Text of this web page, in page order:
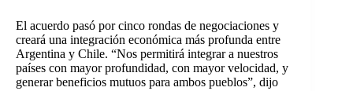
El acuerdo pasó por cinco rondas de negociaciones y
creará una integración económica más profunda entre
Argentina y Chile. “Nos permitirá integrar a nuestros
países con mayor profundidad, con mayor velocidad, y
generar beneficios mutuos para ambos pueblos”, dijo